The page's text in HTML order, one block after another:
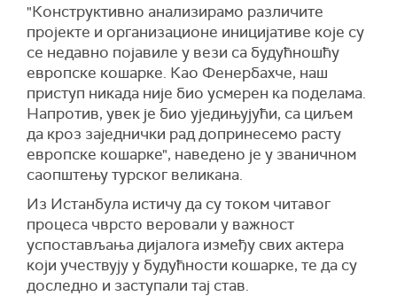
"Конструктивно анализирамо различите
пројекте и организационе иницијативе које су
се недавно појавиле у вези са будућношћу
европске кошарке. Као Фенербахче, наш
приступ никада није био усмерен ка поделама.
Напротив, увек је био уједињујући, са циљем
да кроз заједнички рад допринесемо расту
европске кошарке", наведено је у званичном
саопштењу турског великана.
Из Истанбула истичу да су током читавог
процеса чврсто веровали у важност
успостављања дијалога између свих актера
који учествују у будућности кошарке, те да су
доследно и заступали тај став.